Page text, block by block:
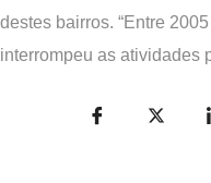
destes bairros. “Entre
interrompeu as atividades